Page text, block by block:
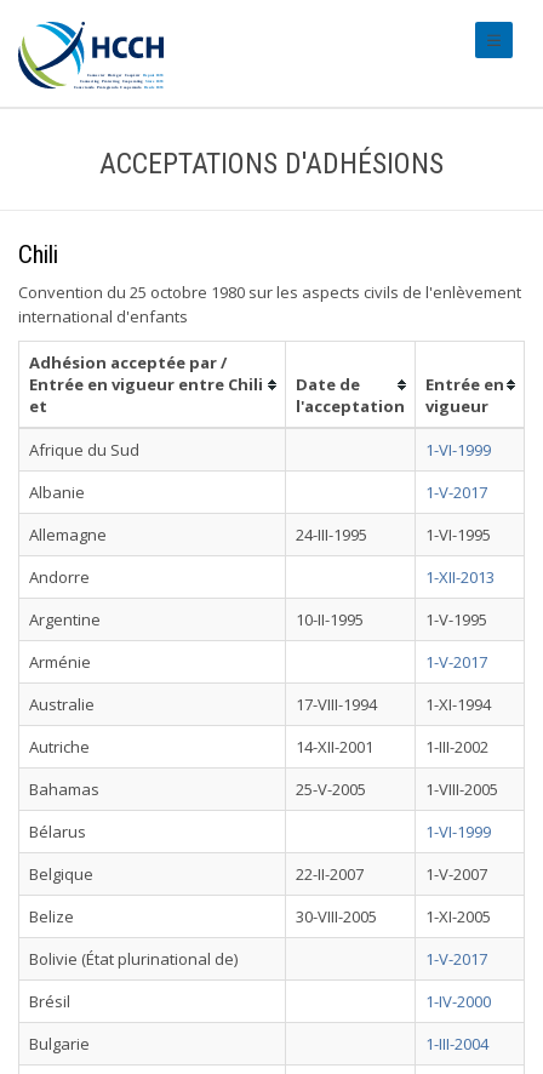
ACCEPTATIONS D'ADHÉSIONS
Chili
Convention du 25 octobre 1980 sur les aspects civils de l'enlèvement
international d'enfants
Adhésion acceptée par /
Entrée en vigueur entre Chili
et
Date de
l'acceptation
Entrée en
vigueur
Afrique du Sud
1-VI-1999
Albanie
1-V-2017
Allemagne
24-III-1995
1-VI-1995
Andorre
1-XII-2013
Argentine
10-II-1995
1-V-1995
Arménie
1-V-2017
Australie
17-VIII-1994
1-XI-1994
Autriche
14-XII-2001
1-III-2002
Bahamas
25-V-2005
1-VIII-2005
Bélarus
1-VI-1999
Belgique
22-II-2007
1-V-2007
Belize
30-VIII-2005
1-XI-2005
Bolivie (État plurinational de)
1-V-2017
Brésil
1-IV-2000
Bulgarie
1-III-2004